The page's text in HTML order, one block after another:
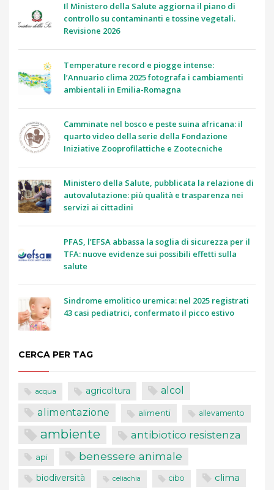
Il Ministero della Salute aggiorna il piano di
controllo su contaminanti e tossine vegetali.
Revisione 2026
Temperature record e piogge intense:
l’Annuario clima 2025 fotografa i cambiamenti
ambientali in Emilia-Romagna
Camminate nel bosco e peste suina africana: il
quarto video della serie della Fondazione
Iniziative Zooprofilattiche e Zootecniche
Ministero della Salute, pubblicata la relazione di
autovalutazione: più qualità e trasparenza nei
servizi ai cittadini
PFAS, l’EFSA abbassa la soglia di sicurezza per il
TFA: nuove evidenze sui possibili effetti sulla
salute
Sindrome emolitico uremica: nel 2025 registrati
43 casi pediatrici, confermato il picco estivo
CERCA PER TAG
acqua agricoltura alcol
alimentazione alimenti allevamento
ambiente antibiotico resistenza
api benessere animale
biodiversità celiachia cibo clima